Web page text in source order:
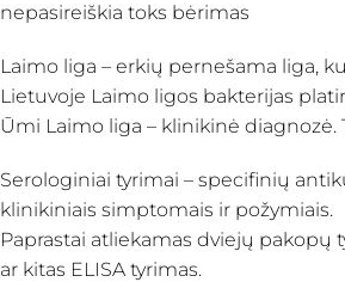
nepasireiškia toks bėrimas
Laimo liga – erkių pernešama liga,
Lietuvoje Laimo ligos bakterijas
Ūmi Laimo liga – klinikinė
Serologiniai tyrimai – specifinių
klinikiniais simptomais ir požymiais.
Paprastai atliekamas dviejų
ar kitas ELISA tyrimas.